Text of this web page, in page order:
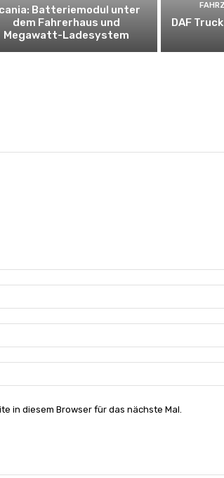
Batteriemodul unter
dem Fahrerhaus und
Megawatt-Ladesystem
DAF
in diesem Browser für das nächste Mal.